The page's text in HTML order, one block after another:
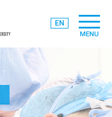
EN
MENU